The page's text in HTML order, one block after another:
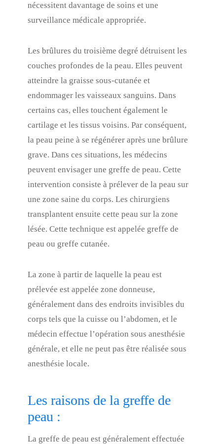
nécessitent davantage de soins et une
surveillance médicale appropriée.
Les brûlures du troisième degré détruisent les
couches profondes de la peau. Elles peuvent
atteindre la graisse sous-cutanée et
endommager les vaisseaux sanguins. Dans
certains cas, elles touchent également le
cartilage et les tissus voisins. Par conséquent,
la peau peine à se régénérer après une brûlure
grave. Dans ces situations, les médecins
peuvent envisager une greffe de peau. Cette
intervention consiste à prélever de la peau sur
une zone saine du corps. Les chirurgiens
transplantent ensuite cette peau sur la zone
lésée. Cette technique est appelée greffe de
peau ou greffe cutanée.
La zone à partir de laquelle la peau est
prélevée est appelée zone donneuse,
généralement dans des endroits invisibles du
corps tels que la cuisse ou l’abdomen, et le
médecin effectue l’opération sous anesthésie
générale, et elle ne peut pas être réalisée sous
anesthésie locale.
Les raisons de la greffe de
peau :
La greffe de peau est généralement effectuée